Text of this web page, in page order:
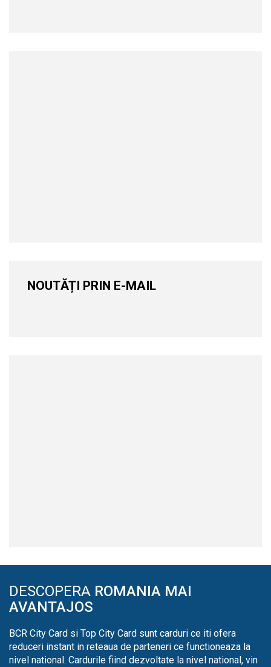
NOUTĂȚI PRIN E-MAIL
DESCOPERA ROMANIA MAI
AVANTAJOS
BCR City Card si Top City Card sunt carduri ce iti ofera
reduceri instant in reteaua de parteneri ce functioneaza la
nivel national. Cardurile fiind dezvoltate la nivel national, vin